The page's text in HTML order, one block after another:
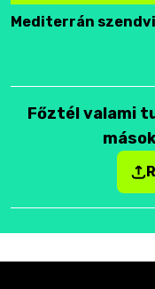
Mediterrán
Főztél valami